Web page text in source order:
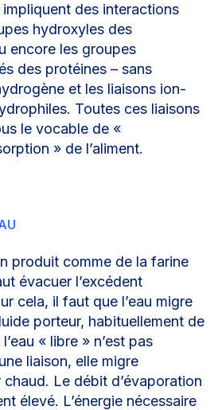
des interactions
hydroxyles des
encore les groupes
des protéines – sans
et les liaisons ion-
Toutes ces liaisons
le vocable de «
» de l’aliment.
produit comme de la farine
évacuer l’excédent
cela, il faut que l’eau migre
porteur, habituellement de
« libre » n’est pas
liaison, elle migre
chaud. Le débit d’évaporation
élevé. L’énergie nécessaire